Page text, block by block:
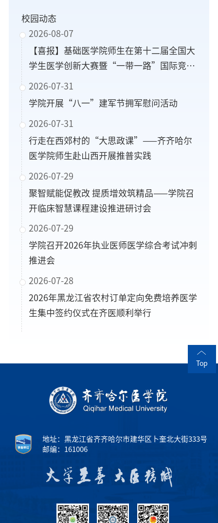
校园动态
2026-08-07
【喜报】基础医学院师生在第十二届全国大
学生医学创新大赛暨“一带一路”国际竞赛
复赛中获得佳绩
2026-07-31
学院开展“八一”建军节拥军慰问活动
2026-07-31
行走在西郊村的“大思政课”——齐齐哈尔
医学院师生赴山西开展推普实践
2026-07-29
聚智赋能促教改 提质增效筑精品——学院召
开临床智慧课程建设推进研讨会
2026-07-29
学院召开2026年执业医师医学综合考试冲刺
推进会
2026-07-28
2026年黑龙江省农村订单定向免费培养医学
生集中签约仪式在齐医顺利举行
Top
地址：黑龙江省齐齐哈尔市建华区卜奎北大街333号
邮编：161006